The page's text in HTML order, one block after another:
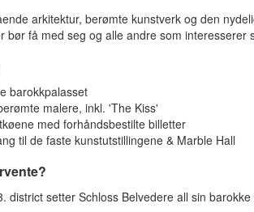
arkitektur, berømte kunstverk og den
bør få med seg og alle andre som
barokkpalasset
malere, inkl. 'The Kiss'
med forhåndsbestilte billetter
til de faste kunstutstillingene & Marble Hall
district setter Schloss Belvedere all sin